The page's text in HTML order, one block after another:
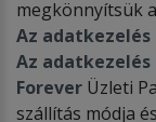
megkönnyítsük
Az
Az
Forever Üzleti
szállítás módja